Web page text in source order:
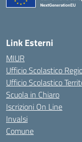
Link Esterni
MIUR
Ufficio Scolastico
Ufficio Scolastico
Scuola in Chiaro
Iscrizioni On Line
Invalsi
Comune